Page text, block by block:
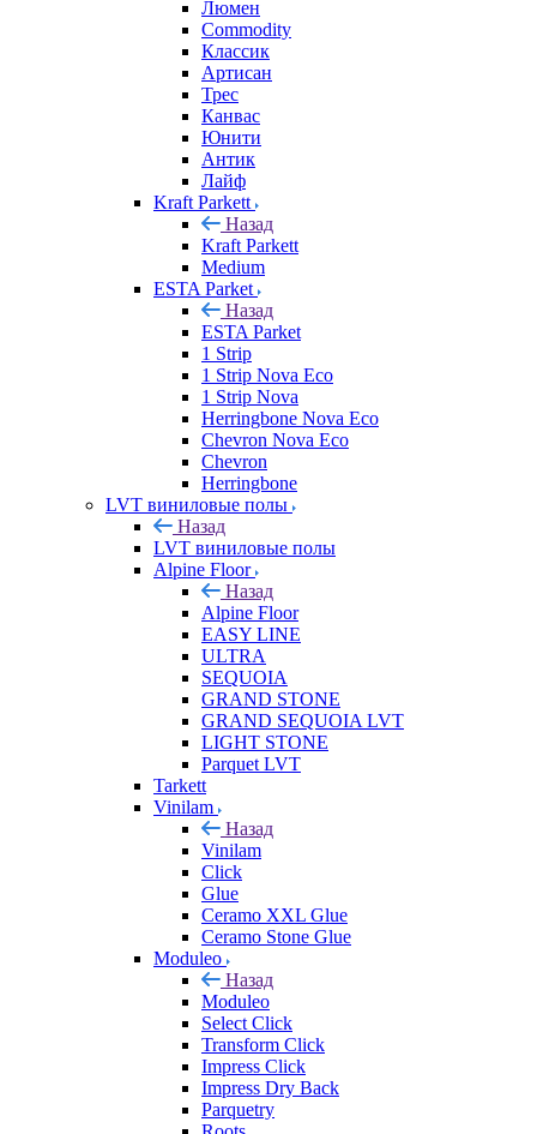
Люмен
Commodity
Классик
Артисан
Трес
Канвас
Юнити
Антик
Лайф
Kraft Parkett
Назад
Kraft Parkett
Medium
ESTA Parket
Назад
ESTA Parket
1 Strip
1 Strip Nova Eco
1 Strip Nova
Herringbone Nova Eco
Chevron Nova Eco
Chevron
Herringbone
LVT виниловые полы
Назад
LVT виниловые полы
Alpine Floor
Назад
Alpine Floor
EASY LINE
ULTRA
SEQUOIA
GRAND STONE
GRAND SEQUOIA LVT
LIGHT STONE
Parquet LVT
Tarkett
Vinilam
Назад
Vinilam
Click
Glue
Ceramo XXL Glue
Ceramo Stone Glue
Moduleo
Назад
Moduleo
Select Click
Transform Click
Impress Click
Impress Dry Back
Parquetry